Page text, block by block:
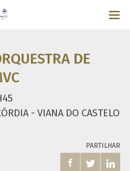
DE
- VIANA DO CASTELO
PARTILHAR
  